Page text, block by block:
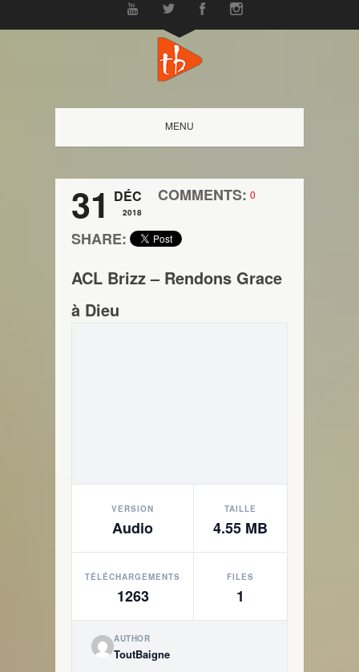
MENU
31 DÉC
2018
COMMENTS: 0
SHARE:
ACL Brizz – Rendons Grace
à Dieu
VERSION
Audio
TAILLE
4.55 MB
TÉLÉCHARGEMENTS
1263
FILES
1
AUTHOR
ToutBaigne